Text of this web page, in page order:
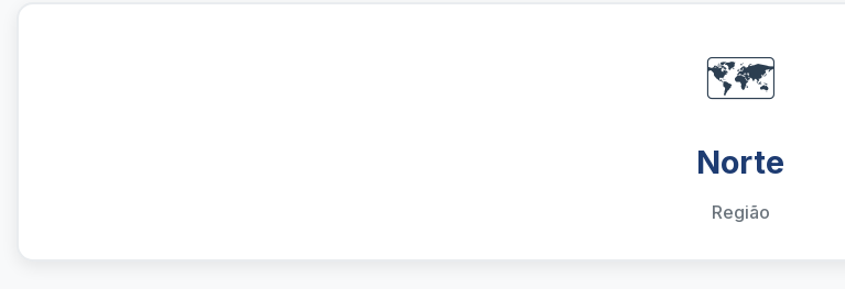
🗺️
Norte
Região